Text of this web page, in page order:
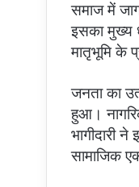
समाज में
इसका मुख्य
मातृभूमि के
जनता का
हुआ।
भागीदारी
सामाजिक